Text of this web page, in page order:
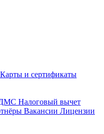
Карты и сертификаты
Налоговый вычет
Вакансии Лицензии